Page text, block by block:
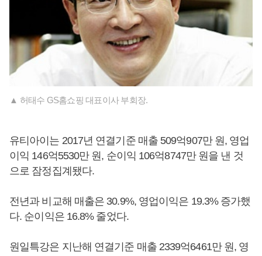
▲ 허태수 GS홈쇼핑 대표이사 부회장.
유티아이는 2017년 연결기준 매출 509억907만 원, 영업
이익 146억5530만 원, 순이익 106억8747만 원을 낸 것
으로 잠정집계됐다.
전년과 비교해 매출은 30.9%, 영업이익은 19.3% 증가했
다. 순이익은 16.8% 줄었다.
원일특강은 지난해 연결기준 매출 2339억6461만 원, 영